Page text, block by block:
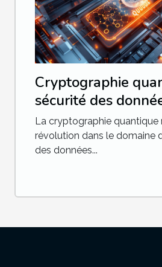
Cryptographie
sécurité des
enjeux et évolution
La cryptographie quantique
révolution dans le domaine
des données...